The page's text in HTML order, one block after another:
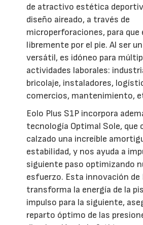
de atractivo estética
diseño aireado, a través de
microperforaciones, para que
libremente por el pie. Al ser
versátil, es idóneo para
actividades laborales:
bricolaje, instaladores,
comercios, mantenimiento,
Eolo Plus S1P incorpora
tecnología Optimal Sole, que
calzado una increíble
estabilidad, y nos ayuda a
siguiente paso optimizando
esfuerzo. Esta innovación de
transforma la energía de la
impulso para la siguiente,
reparto óptimo de las